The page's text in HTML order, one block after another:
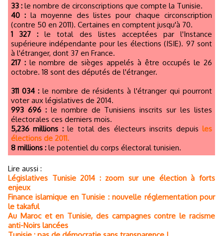
33 : le nombre de circonscriptions que compte la Tunisie.
40 :la moyenne des listes pour chaque circonscription
(contre 50 en 2011). Certaines en comptent jusqu'à 70.
1 327 : le total des listes acceptées par l'Instance
supérieure indépendante pour les élections (ISIE). 97 sont
à l'étranger, dont 37 en France.
217 :le nombre de sièges appelés à être occupés le 26
octobre. 18 sont des députés de l'étranger.
311 034 :le nombre de résidents à l'étranger qui pourront
voter aux législatives de 2014.
993 696 :le nombre de Tunisiens inscrits sur les listes
électorales ces derniers mois.
5,236 millions :le total des électeurs inscrits depuisles
élections de 2011.
8 millions : le potentiel du corps électoral tunisien.
Lire aussi :
Législatives Tunisie 2014 : zoom sur une élection à forts
enjeux
Finance islamique en Tunisie : nouvelle réglementation pour
le takaful
Au Maroc et en Tunisie, des campagnes contre le racisme
anti-Noirs lancées